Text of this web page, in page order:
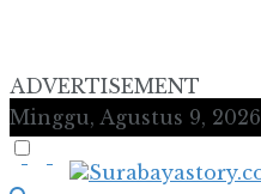
ADVERTISEMENT
Minggu, Agustus 9, 2026